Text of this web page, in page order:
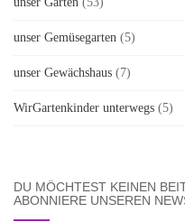
unser Gemüsegarten (5)
unser Gewächshaus (7)
WirGartenkinder unterwegs (5)
DU MÖCHTEST KEINEN
ABONNIERE UNSEREN